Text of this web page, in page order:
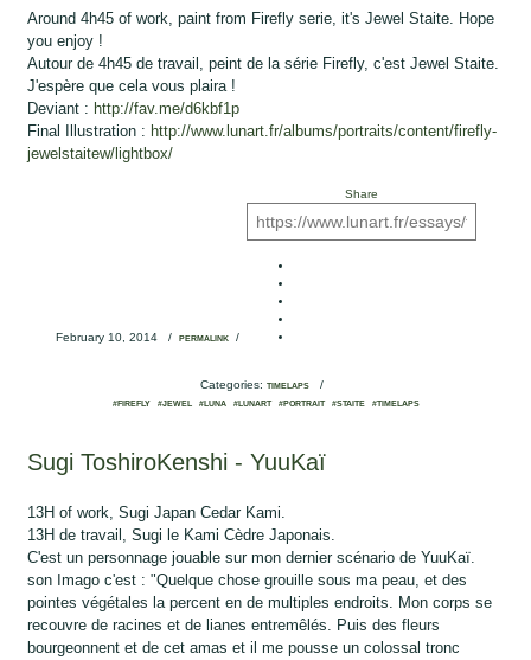
Around 4h45 of work, paint from Firefly serie, it's Jewel Staite. Hope
you enjoy !
Autour de 4h45 de travail, peint de la série Firefly, c'est Jewel Staite.
J'espère que cela vous plaira !
Deviant : http://fav.me/d6kbf1p
Final Illustration : http://www.lunart.fr/albums/portraits/content/firefly-
jewelstaitew/lightbox/
February 10, 2014 / PERMALINK/
Share
Categories: TIMELAPS /
#FIREFLY #JEWEL #LUNA #LUNART #PORTRAIT #STAITE #TIMELAPS
Sugi ToshiroKenshi - YuuKaï
13H of work, Sugi Japan Cedar Kami.
13H de travail, Sugi le Kami Cèdre Japonais.
C'est un personnage jouable sur mon dernier scénario de YuuKaï.
son Imago c'est : "Quelque chose grouille sous ma peau, et des
pointes végétales la percent en de multiples endroits. Mon corps se
recouvre de racines et de lianes entremêlés. Puis des fleurs
bourgeonnent et de cet amas et il me pousse un colossal tronc